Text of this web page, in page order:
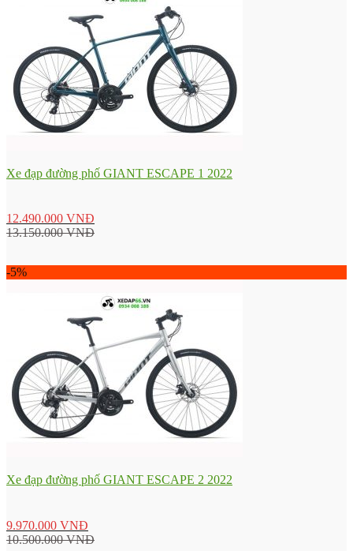
Xe đạp đường phố GIANT ESCAPE 1 2022
12.490.000 VNĐ
13.150.000VNĐ
-5%
Xe đạp đường phố GIANT ESCAPE 2 2022
9.970.000 VNĐ
10.500.000VNĐ